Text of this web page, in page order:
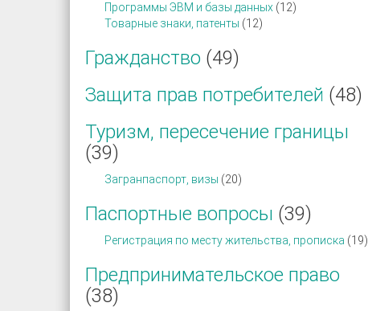
Программы ЭВМ и базы данных (12)
Товарные знаки, патенты (12)
Гражданство (49)
Защита прав потребителей (48)
Туризм, пересечение границы
(39)
Загранпаспорт, визы (20)
Паспортные вопросы (39)
Регистрация по месту жительства, прописка (19)
Предпринимательское право
(38)